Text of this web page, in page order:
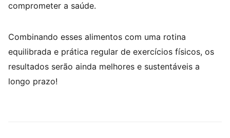
comprometer a saúde.
Combinando esses alimentos com uma rotina
equilibrada e prática regular de exercícios físicos, os
resultados serão ainda melhores e sustentáveis a
longo prazo!